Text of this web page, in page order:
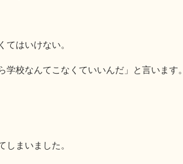
てはいけない。
校なんてこなくていいんだ」と言います。
しまいました。